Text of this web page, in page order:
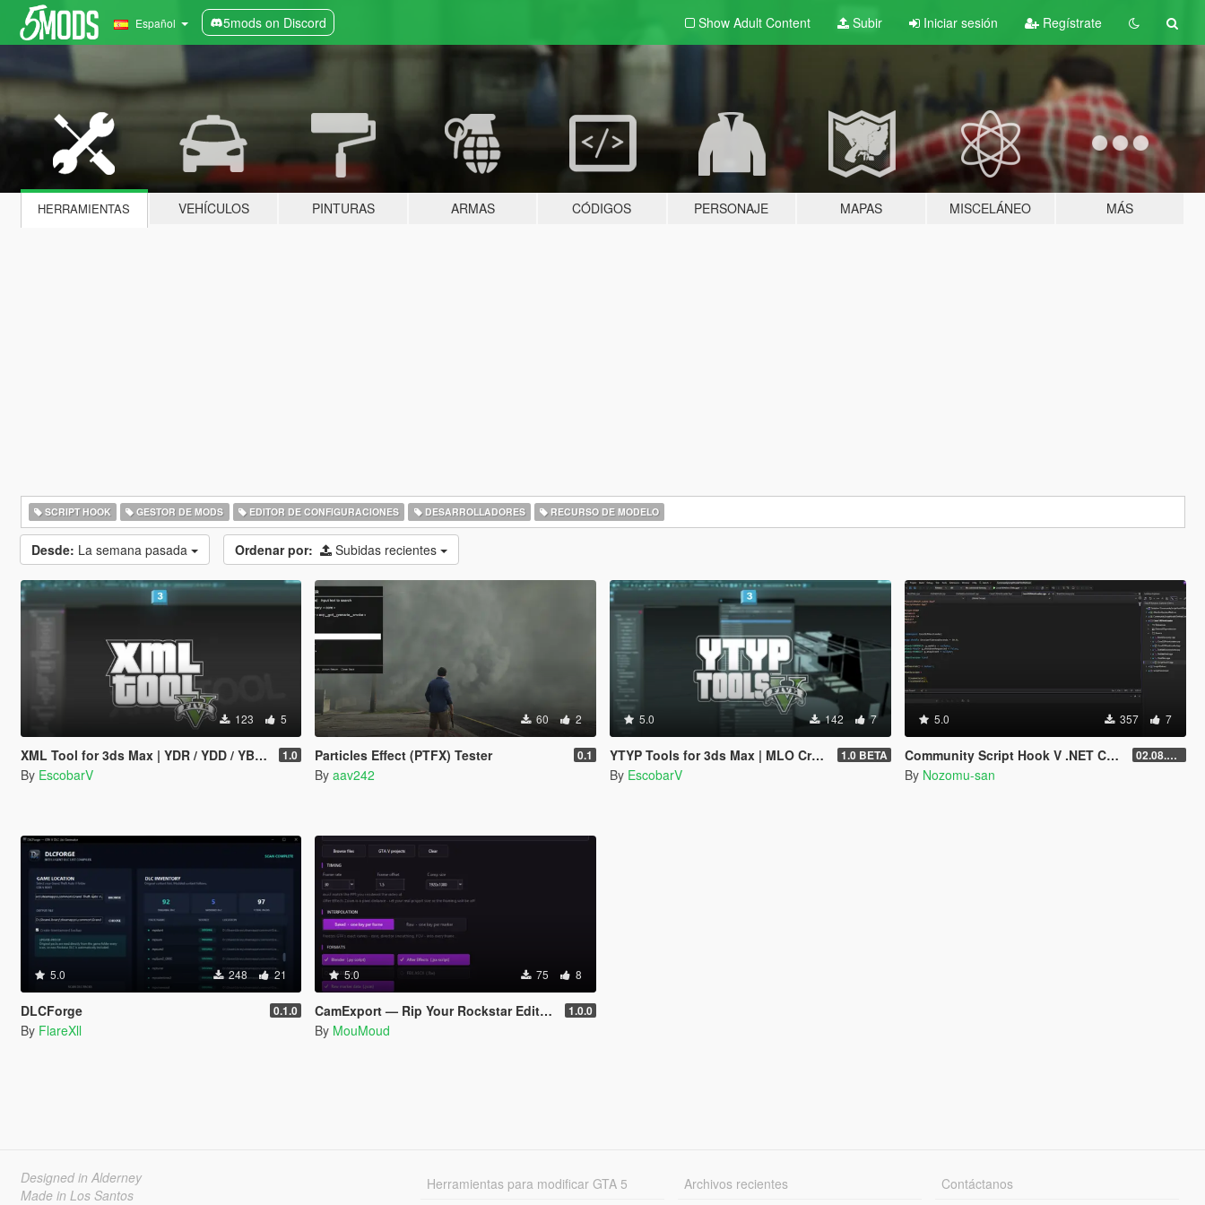
Español 5mods on Discord Show Adult Content Subir Iniciar sesión Regístrate
HERRAMIENTAS VEHÍCULOS PINTURAS ARMAS CÓDIGOS PERSONAJE MAPAS MISCELÁNEO MÁS
SCRIPT HOOK GESTOR DE MODS EDITOR DE CONFIGURACIONES DESARROLLADORES RECURSO DE MODELO
Desde: La semana pasada Ordenar por: Subidas recientes
123 5
XML Tool for 3ds Max | YDR / YDD / YBN / YFT Importer & Exporter 1.0
By EscobarV
60 2
Particles Effect (PTFX) Tester 0.1
By aav242
5.0 142 7
YTYP Tools for 3ds Max | MLO Creator & Archetype Creator 1.0 BETA
By EscobarV
5.0 357 7
Community Script Hook V .NET Core for Legacy & Enhanced [ .NET Core ] 02.08.2026
By Nozomu-san
5.0 248 21
DLCForge 0.1.0
By FlareXll
5.0 75 8
CamExport — Rip Your Rockstar Editor Camera Into Blender & After Effects 1.0.0
By MouMoud
Designed in Alderney
Made in Los Santos
Herramientas para modificar GTA 5 Archivos recientes Contáctanos